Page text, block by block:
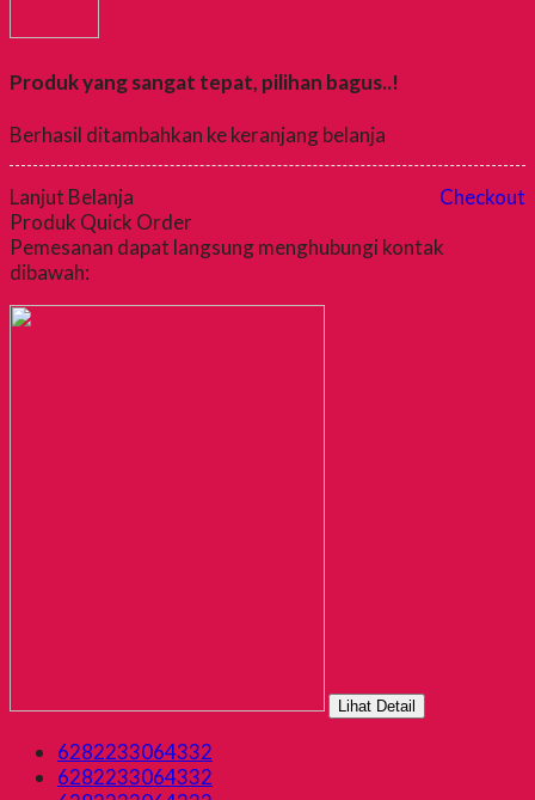
Produk yang sangat tepat, pilihan bagus..!
Berhasil ditambahkan ke keranjang belanja
Lanjut Belanja
Checkout
Produk Quick Order
Pemesanan dapat langsung menghubungi kontak
dibawah:
Lihat Detail
6282233064332
6282233064332